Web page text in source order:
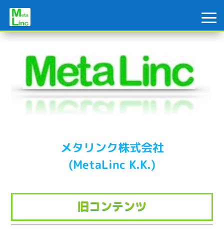
メタリンク株式会社
(MetaLinc K.K.)
旧コンテンツ